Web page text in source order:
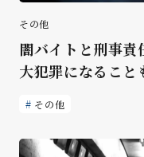
その他
闇バイトと刑事
大犯罪になること
その他